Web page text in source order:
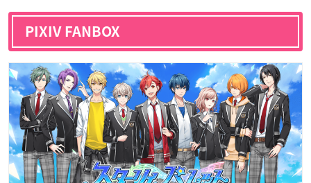
PIXIV FANBOX